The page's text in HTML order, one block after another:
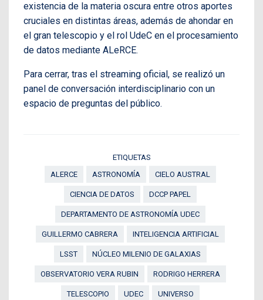
existencia de la materia oscura entre otros aportes
cruciales en distintas áreas, además de ahondar en
el gran telescopio y el rol UdeC en el procesamiento
de datos mediante ALeRCE.
Para cerrar, tras el streaming oficial, se realizó un
panel de conversación interdisciplinario con un
espacio de preguntas del público.
ETIQUETAS
ALERCE
ASTRONOMÍA CIELO AUSTRAL
CIENCIA DE DATOS DCCP PAPEL
DEPARTAMENTO DE ASTRONOMÍA UDEC
GUILLERMO CABRERA INTELIGENCIA ARTIFICIAL
LSST NÚCLEO MILENIO DE GALAXIAS
OBSERVATORIO VERA RUBIN RODRIGO HERRERA
TELESCOPIO UDEC UNIVERSO